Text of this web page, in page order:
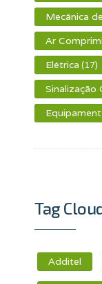
Mecânica
Ar
Elétrica (17)
Sinalização
Tag
Additel